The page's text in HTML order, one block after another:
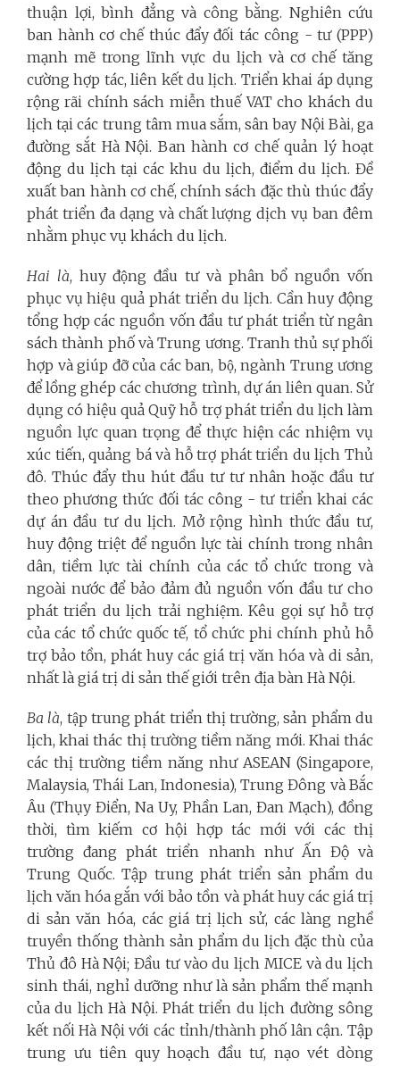
thuận lợi, bình đẳng và công bằng. Nghiên cứu
ban hành cơ chế thúc đẩy đối tác công - tư (PPP)
mạnh mẽ trong lĩnh vực du lịch và cơ chế tăng
cường hợp tác, liên kết du lịch. Triển khai áp dụng
rộng rãi chính sách miễn thuế VAT cho khách du
lịch tại các trung tâm mua sắm, sân bay Nội Bài, ga
đường sắt Hà Nội. Ban hành cơ chế quản lý hoạt
động du lịch tại các khu du lịch, điểm du lịch. Đề
xuất ban hành cơ chế, chính sách đặc thù thúc đẩy
phát triển đa dạng và chất lượng dịch vụ ban đêm
nhằm phục vụ khách du lịch.
Hai là, huy động đầu tư và phân bổ nguồn vốn
phục vụ hiệu quả phát triển du lịch. Cần huy động
tổng hợp các nguồn vốn đầu tư phát triển từ ngân
sách thành phố và Trung ương. Tranh thủ sự phối
hợp và giúp đỡ của các ban, bộ, ngành Trung ương
để lồng ghép các chương trình, dự án liên quan. Sử
dụng có hiệu quả Quỹ hỗ trợ phát triển du lịch làm
nguồn lực quan trọng để thực hiện các nhiệm vụ
xúc tiến, quảng bá và hỗ trợ phát triển du lịch Thủ
đô. Thúc đẩy thu hút đầu tư tư nhân hoặc đầu tư
theo phương thức đối tác công - tư triển khai các
dự án đầu tư du lịch. Mở rộng hình thức đầu tư,
huy động triệt để nguồn lực tài chính trong nhân
dân, tiềm lực tài chính của các tổ chức trong và
ngoài nước để bảo đảm đủ nguồn vốn đầu tư cho
phát triển du lịch trải nghiệm. Kêu gọi sự hỗ trợ
của các tổ chức quốc tế, tổ chức phi chính phủ hỗ
trợ bảo tồn, phát huy các giá trị văn hóa và di sản,
nhất là giá trị di sản thế giới trên địa bàn Hà Nội.
Ba là, tập trung phát triển thị trường, sản phẩm du
lịch, khai thác thị trường tiềm năng mới. Khai thác
các thị trường tiềm năng như ASEAN (Singapore,
Malaysia, Thái Lan, Indonesia), Trung Đông và Bắc
Âu (Thụy Điển, Na Uy, Phần Lan, Đan Mạch), đồng
thời, tìm kiếm cơ hội hợp tác mới với các thị
trường đang phát triển nhanh như Ấn Độ và
Trung Quốc. Tập trung phát triển sản phẩm du
lịch văn hóa gắn với bảo tồn và phát huy các giá trị
di sản văn hóa, các giá trị lịch sử, các làng nghề
truyền thống thành sản phẩm du lịch đặc thù của
Thủ đô Hà Nội; Đầu tư vào du lịch MICE và du lịch
sinh thái, nghỉ dưỡng như là sản phẩm thế mạnh
của du lịch Hà Nội. Phát triển du lịch đường sông
kết nối Hà Nội với các tỉnh/thành phố lân cận. Tập
trung ưu tiên quy hoạch đầu tư, nạo vét dòng